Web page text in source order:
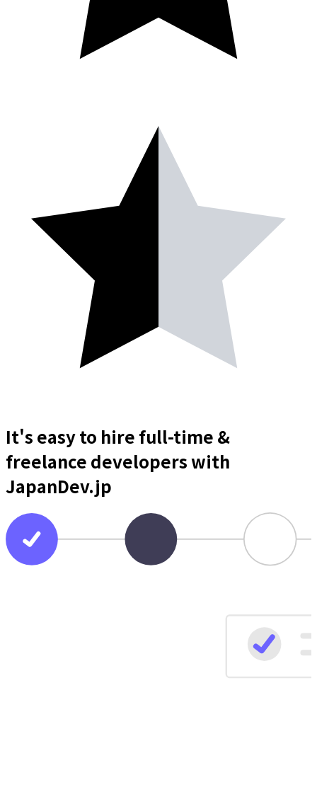
It's easy to hire full-time &
freelance developerswith
JapanDev.jp